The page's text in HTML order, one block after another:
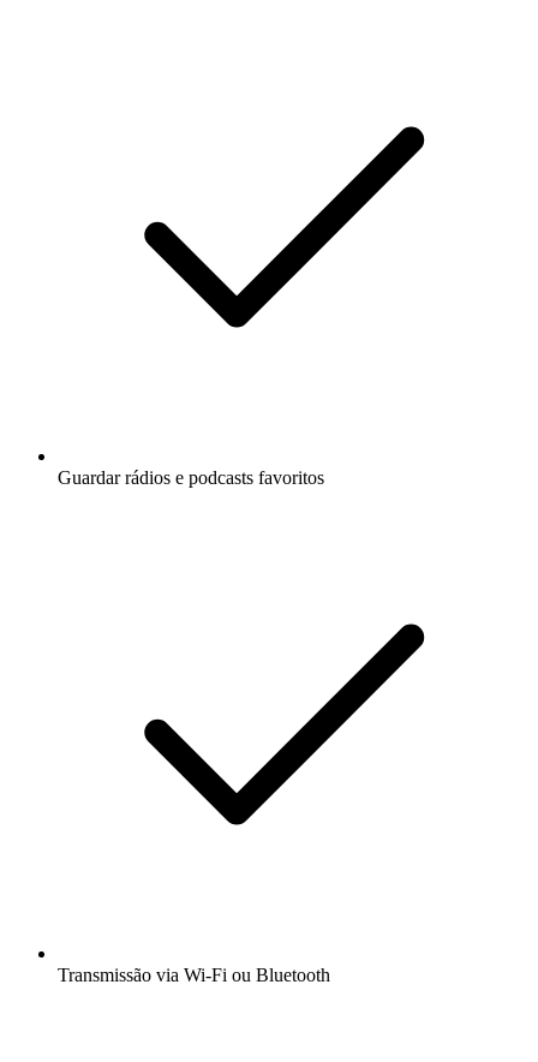
Guardar rádios e podcasts favoritos
Transmissão via Wi-Fi ou Bluetooth